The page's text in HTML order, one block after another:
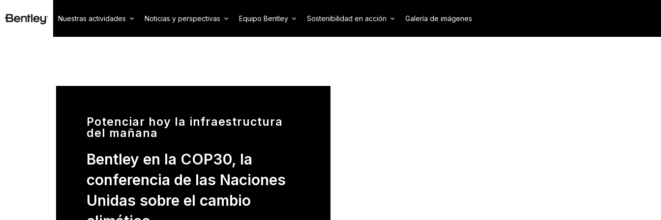
Nuestras actividades Noticias y perspectivas Equipo Bentley Sostenibilidad en acción Galería de imágenes
Potenciar hoy la infraestructura
del mañana
Bentley en la COP30, la
conferencia de las Naciones
Unidas sobre el cambio